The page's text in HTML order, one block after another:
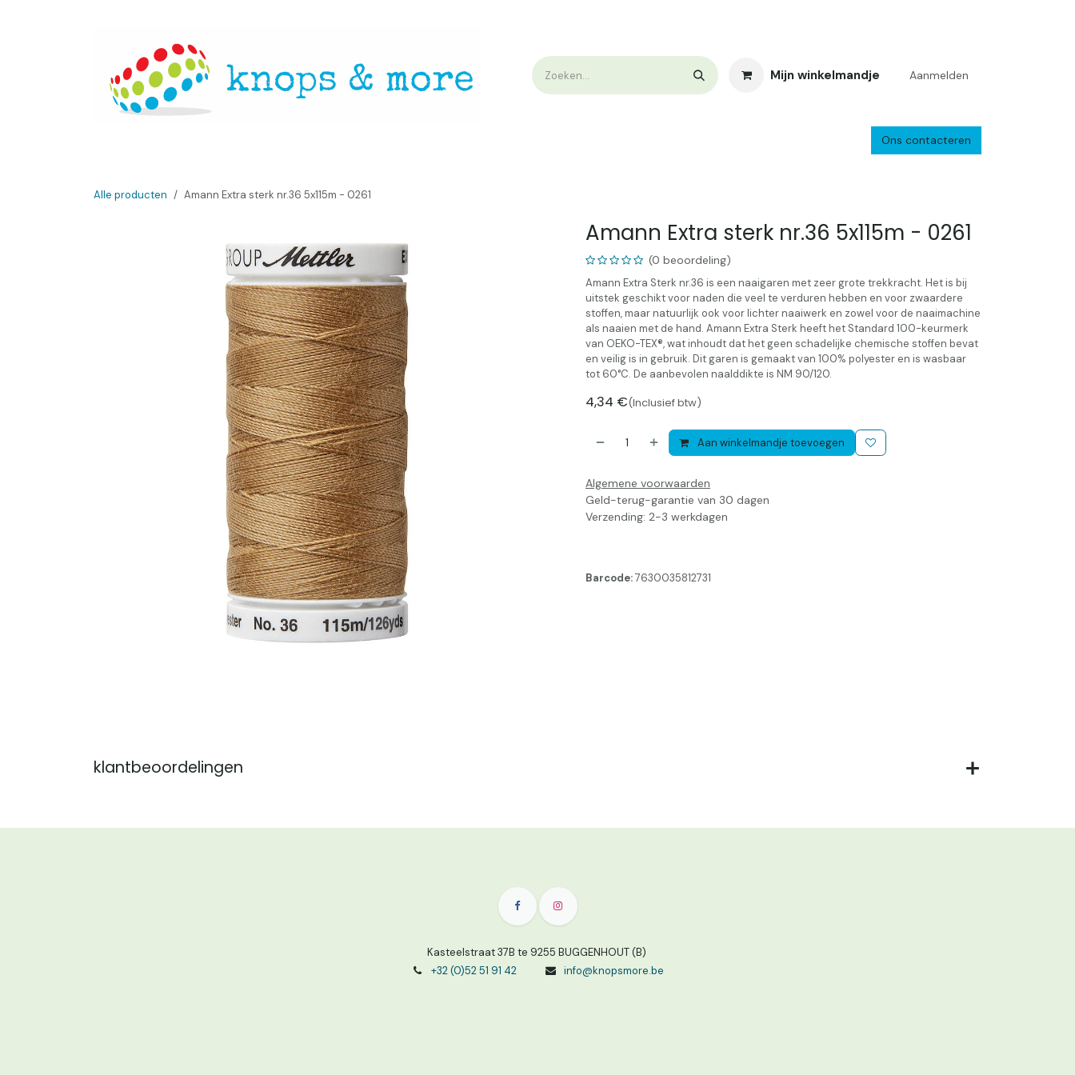
Mijn winkelmandje Aanmelden
Parkeren Bedrijf Verzenden en
Ons contacteren
Alle producten Amann Extra sterk nr.36 5x115m - 0261
Amann Extra sterk nr.36 5x115m - 0261
(0 beoordeling)
Amann Extra Sterk nr.36 is een naaigaren met zeer grote trekkracht. Het is bij
uitstek geschikt voor naden die veel te verduren hebben en voor zwaardere
stoffen, maar natuurlijk ook voor lichter naaiwerk en zowel voor de naaimachine
als naaien met de hand. Amann Extra Sterk heeft het Standard 100-keurmerk
van OEKO-TEX®, wat inhoudt dat het geen schadelijke chemische stoffen bevat
en veilig is in gebruik. Dit garen is gemaakt van 100% polyester en is wasbaar
tot 60°C. De aanbevolen naalddikte is NM 90/120.
4,34 €(Inclusief btw)
Aan winkelmandje toevoegen
Algemene voorwaarden
Geld-terug-garantie van 30 dagen
Verzending: 2-3 werkdagen
Barcode:7630035812731
klantbeoordelingen
Kasteelstraat 37B te 9255 BUGGENHOUT (B)
+32 (0)52 51 91 42
info@knopsmore.be